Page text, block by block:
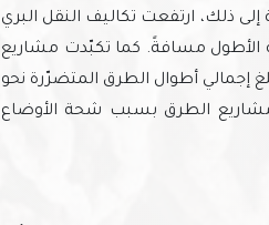
ذلك، ارتفعت تكاليف النقل البري
البديلة الأطول مسافةً. كما تكبّدت مشاريع
1.3 مليار دولار أمريكي؛ إذ بلغ إجمالي أطوال الطرق المتضرّرة نحو
ذلك، توقّفت مشاريع الطرق بسبب شحة الأوضاع